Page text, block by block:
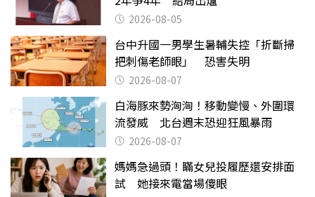
2026-08-05
台中升國一男學生暑輔失控「折斷掃
把刺傷老師眼」 恐害失明
2026-08-07
白海豚來勢洶洶！移動變慢、外圍環
流發威 北台週末恐迎狂風暴雨
2026-08-07
媽媽急過頭！瞞女兒投履歷還安排面
試 她接來電當場傻眼